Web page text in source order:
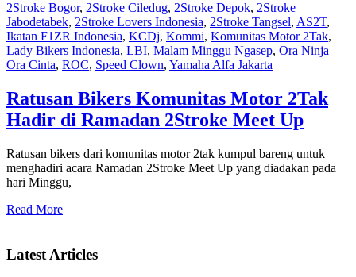
2Stroke Bogor, 2Stroke Ciledug, 2Stroke Depok, 2Stroke
Jabodetabek, 2Stroke Lovers Indonesia, 2Stroke Tangsel, AS2T,
Ikatan F1ZR Indonesia, KCDj, Kommi, Komunitas Motor 2Tak,
Lady Bikers Indonesia, LBI, Malam Minggu Ngasep, Ora Ninja
Ora Cinta, ROC, Speed Clown, Yamaha Alfa Jakarta
Ratusan Bikers Komunitas Motor 2Tak
Hadir di Ramadan 2Stroke Meet Up
Ratusan bikers dari komunitas motor 2tak kumpul bareng untuk
menghadiri acara Ramadan 2Stroke Meet Up yang diadakan pada
hari Minggu,
Read More
Latest Articles